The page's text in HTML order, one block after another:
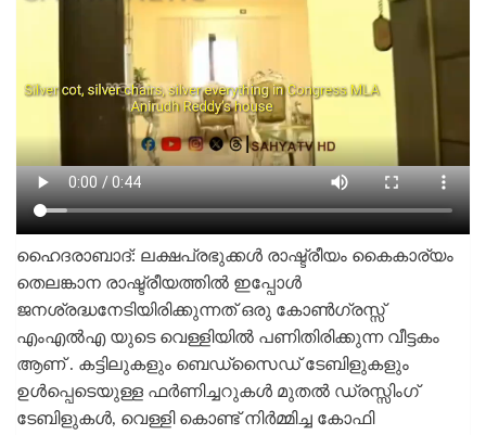
ഹൈദരാബാദ്: ലക്ഷപ്രഭുക്കൾ രാഷ്ട്രീയം കൈകാര്യം
തെലങ്കാന രാഷ്ട്രീയത്തിൽ ഇപ്പോൾ
ജനശ്രദ്ധനേടിയിരിക്കുന്നത് ഒരു കോൺഗ്രസ്സ്‌
എംഎൽഎ യുടെ വെള്ളിയിൽ പണിതിരിക്കുന്ന വീട്ടകം
ആണ് . കട്ടിലുകളും ബെഡ്‌സൈഡ് ടേബിളുകളും
ഉൾപ്പെടെയുള്ള ഫർണിച്ചറുകൾ മുതൽ ഡ്രസ്സിംഗ്
ടേബിളുകൾ, വെള്ളി കൊണ്ട് നിർമ്മിച്ച കോഫി